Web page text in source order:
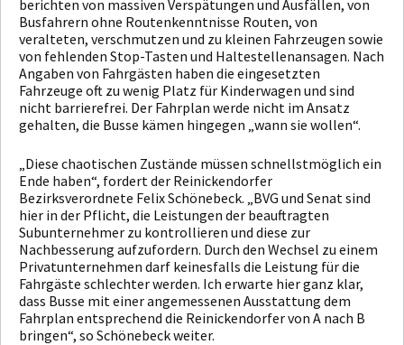
berichten von massiven Verspätungen und Ausfällen, von
Busfahrern ohne Routenkenntnisse Routen, von
veralteten, verschmutzen und zu kleinen Fahrzeugen sowie
von fehlenden Stop-Tasten und Haltestellenansagen. Nach
Angaben von Fahrgästen haben die eingesetzten
Fahrzeuge oft zu wenig Platz für Kinderwagen und sind
nicht barrierefrei. Der Fahrplan werde nicht im Ansatz
gehalten, die Busse kämen hingegen „wann sie wollen“.
„Diese chaotischen Zustände müssen schnellstmöglich ein
Ende haben“, fordert der Reinickendorfer
Bezirksverordnete Felix Schönebeck. „BVG und Senat sind
hier in der Pflicht, die Leistungen der beauftragten
Subunternehmer zu kontrollieren und diese zur
Nachbesserung aufzufordern. Durch den Wechsel zu einem
Privatunternehmen darf keinesfalls die Leistung für die
Fahrgäste schlechter werden. Ich erwarte hier ganz klar,
dass Busse mit einer angemessenen Ausstattung dem
Fahrplan entsprechend die Reinickendorfer von A nach B
bringen“, so Schönebeck weiter.